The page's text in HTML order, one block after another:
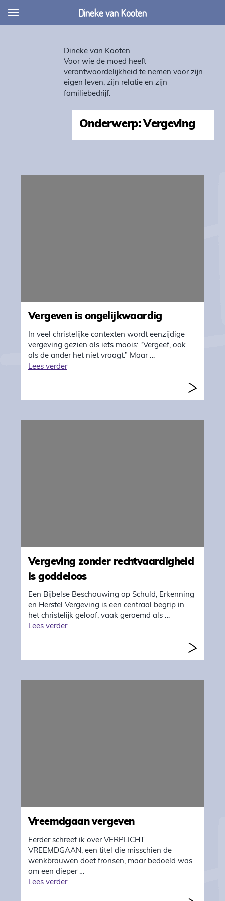
Dineke van Kooten
Voor wie de moed heeft
verantwoordelijkheid te nemen voor zijn
eigen leven, zijn relatie en zijn
familiebedrijf.
Onderwerp: Vergeving
Vergeven is ongelijkwaardig
In veel christelijke contexten wordt eenzijdige
vergeving gezien als iets moois: “Vergeef, ook
als de ander het niet vraagt.” Maar …
Lees verder"Vergeven is ongelijkwaardig"
Vergeving zonder rechtvaardigheid
is goddeloos
Een Bijbelse Beschouwing op Schuld, Erkenning
en Herstel Vergeving is een centraal begrip in
het christelijk geloof, vaak geroemd als …
Lees verder"Vergeving zonder rechtvaardigheid is
Vreemdgaan vergeven
Eerder schreef ik over VERPLICHT
VREEMDGAAN, een titel die misschien de
wenkbrauwen doet fronsen, maar bedoeld was
om een dieper …
Lees verder"Vreemdgaan vergeven"
Dineke van Kooten